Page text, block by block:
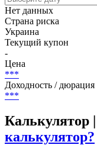
Нет данных
Страна риска
Украина
Текущий купон
-
Цена
***
Доходность / дюрация
***
Калькулятор
калькулятор?